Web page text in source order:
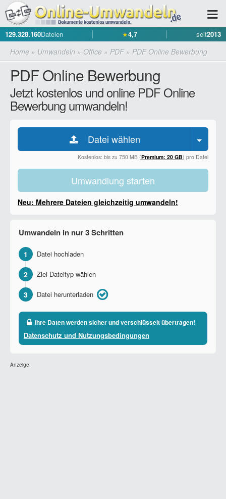
129.328.160Dateien ★4,7 seit2013
Home » Umwandeln » Office » PDF» PDF Online Bewerbung
PDF Online Bewerbung
Jetzt kostenlos und online PDF Online
Bewerbung umwandeln!
Datei wählen
Kostenlos: bis zu 750 MB (Premium: 20 GB) pro Datei
Umwandlung starten
Neu: Mehrere Dateien gleichzeitig umwandeln!
Umwandeln in nur 3 Schritten
1 Datei hochladen
2 Ziel Dateityp wählen
3 Datei herunterladen
Ihre Daten werden sicher und verschlüsselt übertragen!
Datenschutz und Nutzungsbedingungen
Anzeige: